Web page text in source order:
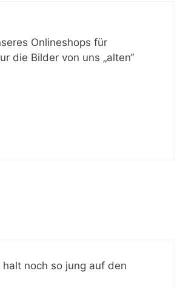
Onlineshops für
die Bilder von uns „alten“
noch so jung auf den